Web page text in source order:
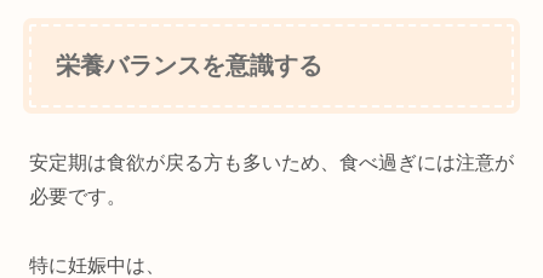
栄養バランスを意識する
安定期は食欲が戻る方も多いため、食べ過ぎには注意が
必要です。
特に妊娠中は、